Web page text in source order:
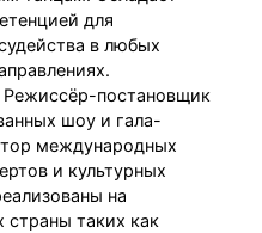
для
в любых
Режиссёр-постановщик
шоу и гала-
международных
и культурных
на
таких как